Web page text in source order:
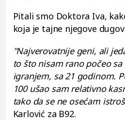
Pitali smo Doktora Iva,
koja je tajne njegove
"Najverovatnije geni, ali
to što nisam rano počeo
igranjem, sa 21 godinom.
100 ušao sam relativno
tako da se ne osećam
Karlović za B92.